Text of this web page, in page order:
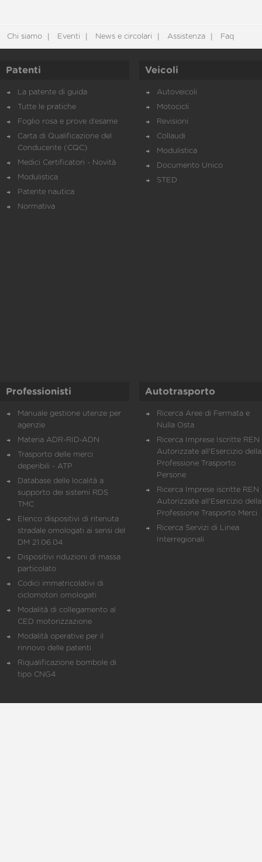
Chi siamo Eventi News e circolari Assistenza Faq
Patenti
La patente di guida
Tutte le pratiche
Foglio rosa e prove d’esame
Carta di Qualificazione del
Conducente (CQC)
Medici Certificatori - Novità
Modulistica
Patente nautica
Normativa
Veicoli
Autoveicoli
Motocicli
Revisioni
Collaudi
Modulistica
Documento Unico
STED
Professionisti
Manuale gestione utenze per
agenzie
Materia ADR-RID-ADN
Trasporto delle merci
deperibili - ATP
Database delle località a
supporto dei sistemi RDS
TMC
Elenco dispositivi di ritenuta
stradale omologati ai sensi del
DM 21.06.04
Dispositivi riduzioni di massa
particolato
Codici immatricolativi di
ciclomotori omologati
Modalità di collegamento al
CED motorizzazione
Modalità operative per il
rinnovo delle patenti
Riqualificazione bombole di
tipo CNG4
Autotrasporto
Ricerca Aree di Fermata e
Nulla Osta
Ricerca Imprese Iscritte REN
Autorizzate all'Esercizio della
Professione Trasporto
Persone
Ricerca Imprese iscritte REN
Autorizzate all'Esercizio della
Professione Trasporto Merci
Ricerca Servizi di Linea
Interregionali